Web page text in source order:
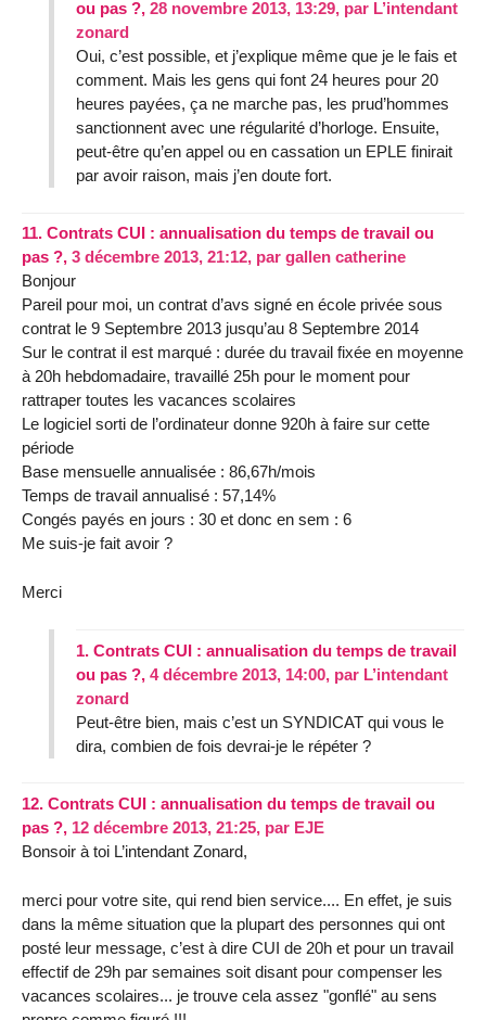
ou pas ?, 28 novembre 2013, 13:29, par L’intendant
zonard
Oui, c’est possible, et j’explique même que je le fais et
comment. Mais les gens qui font 24 heures pour 20
heures payées, ça ne marche pas, les prud’hommes
sanctionnent avec une régularité d’horloge. Ensuite,
peut-être qu’en appel ou en cassation un EPLE finirait
par avoir raison, mais j’en doute fort.
11. Contrats CUI : annualisation du temps de travail ou
pas ?, 3 décembre 2013, 21:12, par gallen catherine
Bonjour
Pareil pour moi, un contrat d’avs signé en école privée sous
contrat le 9 Septembre 2013 jusqu’au 8 Septembre 2014
Sur le contrat il est marqué : durée du travail fixée en moyenne
à 20h hebdomadaire, travaillé 25h pour le moment pour
rattraper toutes les vacances scolaires
Le logiciel sorti de l’ordinateur donne 920h à faire sur cette
période
Base mensuelle annualisée : 86,67h/mois
Temps de travail annualisé : 57,14%
Congés payés en jours : 30 et donc en sem : 6
Me suis-je fait avoir ?
Merci
1. Contrats CUI : annualisation du temps de travail
ou pas ?, 4 décembre 2013, 14:00, par L’intendant
zonard
Peut-être bien, mais c’est un SYNDICAT qui vous le
dira, combien de fois devrai-je le répéter ?
12. Contrats CUI : annualisation du temps de travail ou
pas ?, 12 décembre 2013, 21:25, par EJE
Bonsoir à toi L’intendant Zonard,
merci pour votre site, qui rend bien service.... En effet, je suis
dans la même situation que la plupart des personnes qui ont
posté leur message, c’est à dire CUI de 20h et pour un travail
effectif de 29h par semaines soit disant pour compenser les
vacances scolaires... je trouve cela assez "gonflé" au sens